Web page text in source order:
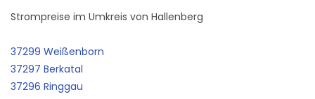
Strompreise im Umkreis von Hallenberg
37299 Weißenborn
37297 Berkatal
37296 Ringgau